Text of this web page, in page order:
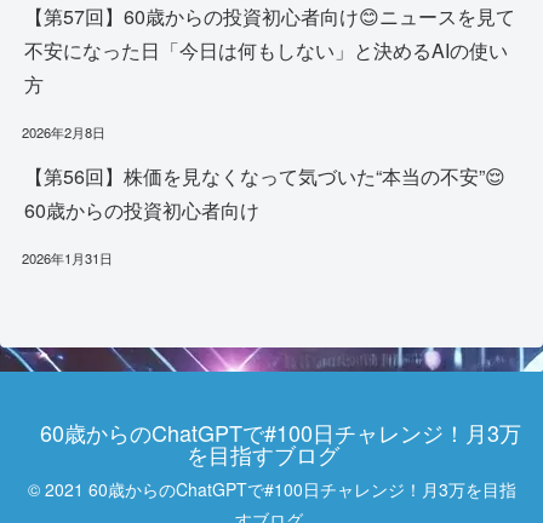
【第57回】60歳からの投資初心者向け😊ニュースを見て
不安になった日「今日は何もしない」と決めるAIの使い
方
2026年2月8日
【第56回】株価を見なくなって気づいた“本当の不安”😌
60歳からの投資初心者向け
2026年1月31日
60歳からのChatGPTで#100日チャレンジ！月3万
を目指すブログ
© 2021 60歳からのChatGPTで#100日チャレンジ！月3万を目指